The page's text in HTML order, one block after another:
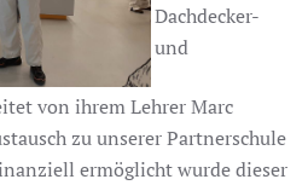
Dachdecker-
und
von ihrem Lehrer Marc
zu unserer Partnerschule
ermöglicht wurde dieser